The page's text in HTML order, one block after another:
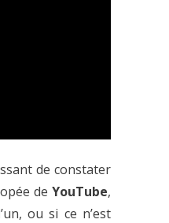
de constater
de YouTube,
ou si ce n’est